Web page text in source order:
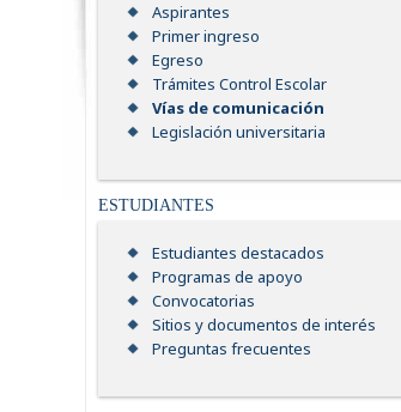
Aspirantes
Primer ingreso
Egreso
Trámites Control Escolar
Vías de comunicación
Legislación universitaria
ESTUDIANTES
Estudiantes destacados
Programas de apoyo
Convocatorias
Sitios y documentos de interés
Preguntas frecuentes